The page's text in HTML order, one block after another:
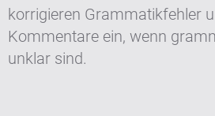
korrigieren Grammatikfehler
Kommentare ein, wenn
unklar sind.